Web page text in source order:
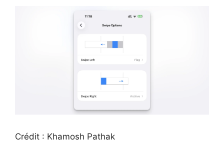
Crédit : Khamosh Pathak